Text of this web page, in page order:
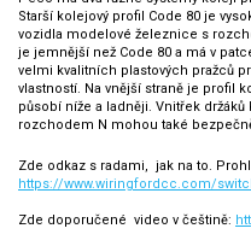
Starší kolejový profil Code 80 je
vozidla modelové železnice s
je jemnější než Code 80 a má v
velmi kvalitních plastových pražců
vlastností. Na vnější straně je profil
působí níže a ladněji. Vnitřek
rozchodem N mohou také
Zde odkaz s radami, jak na to.
https://www.wiringfordcc.com/
Zde doporučené video v češtině: